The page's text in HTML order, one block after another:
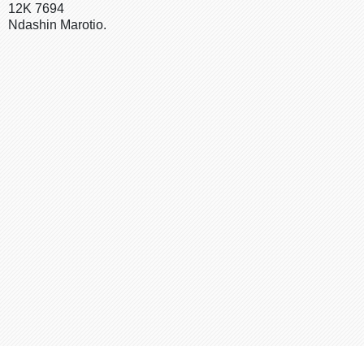
12K 7694
Ndashin Marotio.